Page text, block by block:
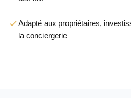
Adapté aux propriétaires,
la conciergerie